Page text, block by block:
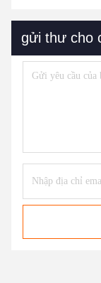
gửi thư cho